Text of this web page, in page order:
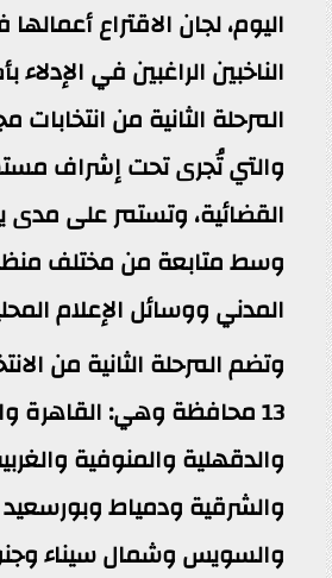
اليوم، لجان الاقتراع
الناخبين الراغبين في
المرحلة الثانية من
والتي تُجرى تحت إشراف
القضائية، وتستمر على مدى
وسط متابعة من مختلف
المدني ووسائل الإعلام
وتضم المرحلة الثانية من
13 محافظة وهي: القاهرة
والدقهلية والمنوفية
والشرقية ودمياط وبورسعيد
والسويس وشمال سيناء